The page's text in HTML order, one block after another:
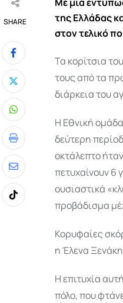
SHARE
Whatsapp
Print
Share
via
Email
Tiktok
της Ελλάδας
στον τελικό
Τα κορίτσια
τους από τα
διάρκεια του
Η Εθνική
δεύτερη
οκτάλεπτο
πετυχαίνουν 6
ουσιαστικά
προβάδισμα
Κορυφαίες
η Έλενα
Η επιτυχία
πόλο, που